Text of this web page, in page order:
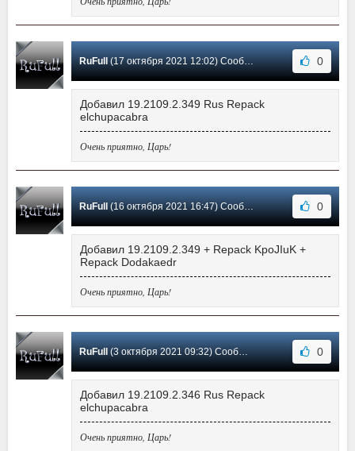
RuFull (17 октября 2021 12:02) Сообщение #428 0
Добавил 19.2109.2.349 Rus Repack
elchupacabra
Очень приятно, Царь!
RuFull (16 октября 2021 16:47) Сообщение #427 0
Добавил 19.2109.2.349 + Repack KpoJIuK +
Repack Dodakaedr
Очень приятно, Царь!
RuFull (3 октября 2021 09:32) Сообщение #426 0
Добавил 19.2109.2.346 Rus Repack
elchupacabra
Очень приятно, Царь!